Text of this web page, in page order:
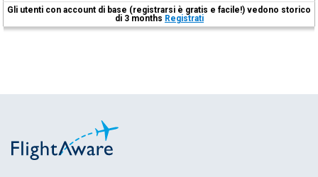
Gli utenti con account di base (registrarsi è gratis e facile!) vedono storico
di 3 months Registrati